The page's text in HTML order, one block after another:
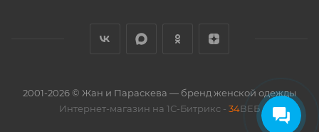
2001-2026 © Жан и Параскева — бренд женской одежды
Интернет-магазин на 1С-Битрикс - 34ВЕБ